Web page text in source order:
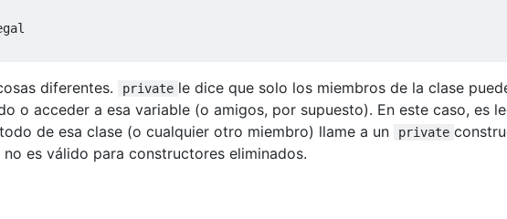
diferentes. private le dice que solo los miembros de la clase
o acceder a esa variable (o amigos, por supuesto). En este caso, es
de esa clase (o cualquier otro miembro) llame a un private
no es válido para constructores eliminados.